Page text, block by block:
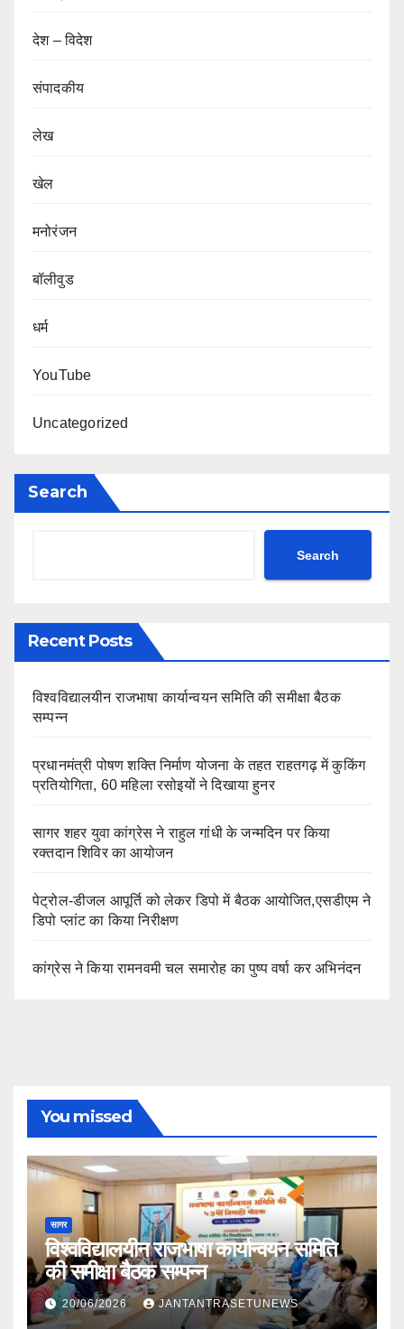
देश – विदेश
संपादकीय
लेख
खेल
मनोरंजन
बॉलीवुड
धर्म
YouTube
Uncategorized
Search
Search
Recent Posts
विश्वविद्यालयीन राजभाषा कार्यान्वयन समिति की समीक्षा बैठक
सम्पन्न
प्रधानमंत्री पोषण शक्ति निर्माण योजना के तहत राहतगढ़ में कुकिंग
प्रतियोगिता, 60 महिला रसोइयों ने दिखाया हुनर
सागर शहर युवा कांग्रेस ने राहुल गांधी के जन्मदिन पर किया
रक्तदान शिविर का आयोजन
पेट्रोल-डीजल आपूर्ति को लेकर डिपो में बैठक आयोजित,एसडीएम ने
डिपो प्लांट का किया निरीक्षण
कांग्रेस ने किया रामनवमी चल समारोह का पुष्प वर्षा कर अभिनंदन
You missed
सागर
विश्वविद्यालयीन राजभाषा कार्यान्वयन समिति
की समीक्षा बैठक सम्पन्न
20/06/2026 JANTANTRASETUNEWS